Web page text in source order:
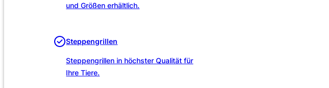
und Größen erhältlich.
Steppengrillen
Steppengrillen in höchster Qualität für
Ihre Tiere.